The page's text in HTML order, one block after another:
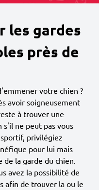
les gardes
près de
votre chien ?
avoir soigneusement
à trouver une
ne peut pas vous
privilégiez
pour lui mais
de la garde du chien.
avez la possibilité de
afin de trouver la ou le